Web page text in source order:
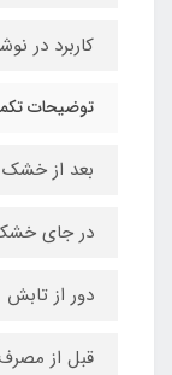
کاربرد در
توضیحات
بعد از
در جای
دور از تابش
قبل از